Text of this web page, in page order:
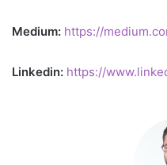
Medium: https://
Linkedin: https://